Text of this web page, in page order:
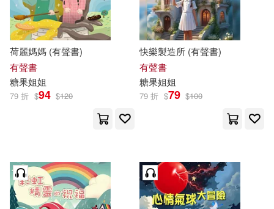
範圍
荷麗媽媽 (有聲書)
有聲書
糖果姐姐
79 折 $94 $120
快樂製造所 (有聲書)
有聲書
糖果姐姐
79 折 $79 $100